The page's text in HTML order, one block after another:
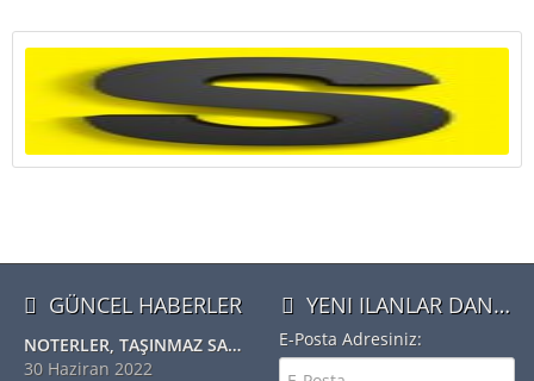
GÜNCEL HABERLER
NOTERLER, TAŞINMAZ SATIŞ VAADİ SÖZLEŞMESİ YAPABİLECEK
30 Haziran 2022
YENI ILANLAR DAN HABERDAR OLMAK IÇIN ÜYE OLUN
E-Posta Adresiniz: